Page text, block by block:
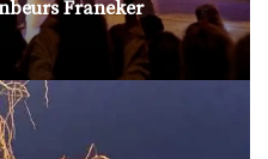
Franeker